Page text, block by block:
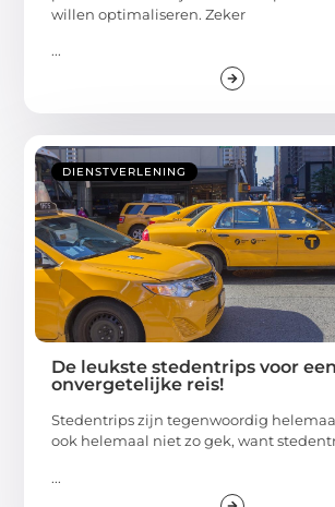
willen optimaliseren. Zeker
...
DIENSTVERLENING
De leukste stedentrips voor een
onvergetelijke reis!
Stedentrips zijn tegenwoordig
ook helemaal niet zo gek, want
...